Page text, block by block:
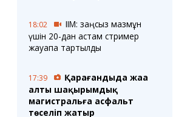
18:02
ІІМ: заңсыз мазмұн
үшін 20-дан астам стример
жауапқа тартылды
17:39
Қарағандыда жаңа
алты шақырымдық
магистральға асфальт
төселіп жатыр